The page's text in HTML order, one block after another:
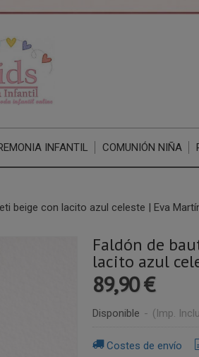
INFANTIL COMUNIÓN NIÑA
beige con lacito azul celeste | Eva
Faldón de
lacito azul
89,90 €
Disponible - (Imp.
Costes de envío